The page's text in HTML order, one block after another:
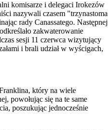
komisarze i delegaci Irokezów
nazywali czasem "trzynastoma
rady Canassatego. Następnej
zakwaterowanie
sesji 11 czerwca wizytujący
i brali udział w wyścigach,
który na wiele
powołując się na te same
poszukując jednocześnie